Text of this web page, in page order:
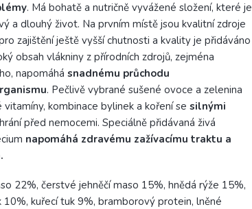
. Má bohatě a nutričně vyvážené složení, které je
a dlouhý život. Na prvním místě jsou kvalitní zdroje
zajištění ještě vyšší chutnosti a kvality je přidáváno
obsah vlákniny z přírodních zdrojů, zejména
napomáhá snadnému průchodu
. Pečlivě vybrané sušené ovoce a zelenina
kombinace bylinek a koření se silnými
před nemocemi. Speciálně přidávaná živá
napomáhá zdravému zažívacímu traktu a
22%, čerstvé jehněčí maso 15%, hnědá rýže 15%,
10%, kuřecí tuk 9%, bramborový protein, lněné